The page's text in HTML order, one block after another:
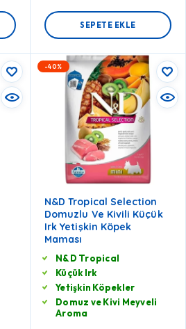
SEPETE EKLE
-40%
N&D Tropical Selection
Domuzlu Ve Kivili Küçük
Irk Yetişkin Köpek
Maması
N&D Tropical
Küçük Irk
Yetişkin Köpekler
Domuz ve Kivi Meyveli
Aroma